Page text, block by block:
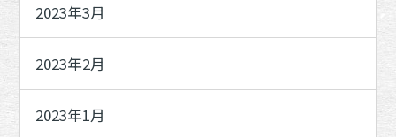
2023年3月
2023年2月
2023年1月